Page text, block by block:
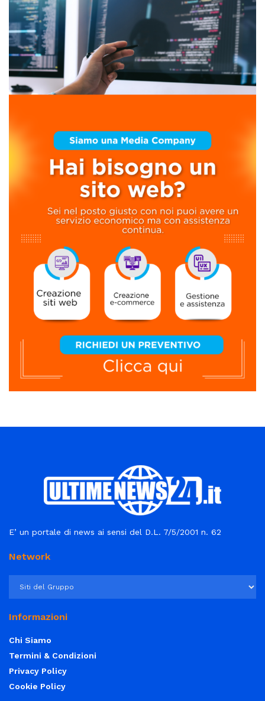
E’ un portale di news ai sensi del D.L. 7/5/2001 n. 62
Network
Informazioni
Chi Siamo
Termini & Condizioni
Privacy Policy
Cookie Policy